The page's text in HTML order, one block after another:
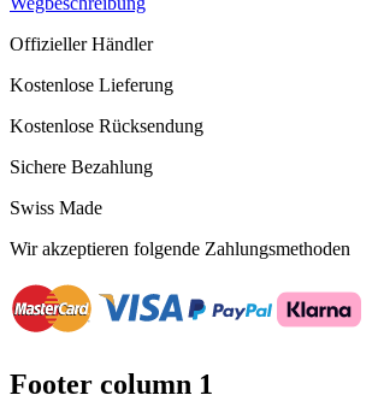
Offizieller Händler
Kostenlose Lieferung
Kostenlose Rücksendung
Sichere Bezahlung
Swiss Made
Wir akzeptieren folgende Zahlungsmethoden
Footer column 1